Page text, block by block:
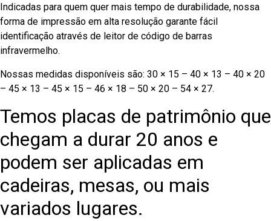
Indicadas para quem quer mais tempo de durabilidade, nossa
forma de impressão em alta resolução garante fácil
identificação através de leitor de código de barras
infravermelho.
Nossas medidas disponíveis são: 30 × 15 – 40 × 13 – 40 × 20
– 45 × 13 – 45 × 15 – 46 × 18 – 50 × 20 – 54 × 27.
Temos placas de patrimônio que
chegam a durar 20 anos e
podem ser aplicadas em
cadeiras, mesas, ou mais
variados lugares.